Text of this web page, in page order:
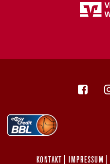
KONTAKT IMPRESSUM